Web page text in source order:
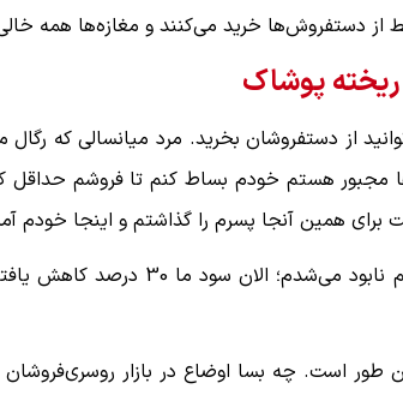
از دستفروش‌ها خرید می‌کنند و مغازه‌ها همه
پوشاک
از دستفروشان بخرید. مرد میانسالی که رگال
مجبور هستم خودم بساط کنم تا فروشم حداقل
همین آنجا پسرم را گذاشتم و اینجا خودم
او ادامه می‌دهد، «اگر من مغازه
طور است. چه بسا اوضاع در بازار